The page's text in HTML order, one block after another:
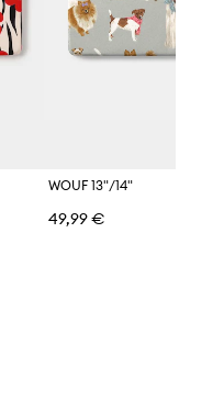
WOUF 13"/14"
49,99 €